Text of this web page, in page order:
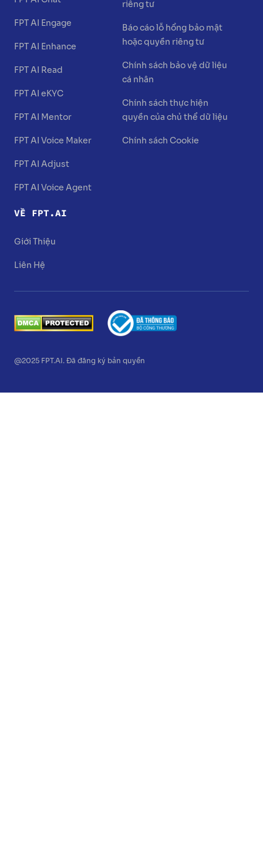
FPT AI Engage
FPT AI Enhance
FPT AI Read
FPT AI eKYC
FPT AI Mentor
FPT AI Voice Maker
FPT AI Adjust
FPT AI Voice Agent
VỀ FPT.AI
Giới Thiệu
Liên Hệ
riêng tư
Báo cáo lỗ hổng bảo mật
hoặc quyền riêng tư
Chính sách bảo vệ dữ liệu
cá nhân
Chính sách thực hiện
quyền của chủ thể dữ liệu
Chính sách Cookie
@2025 FPT.AI. Đã đăng ký bản quyền